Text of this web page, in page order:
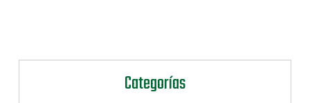
Categorías